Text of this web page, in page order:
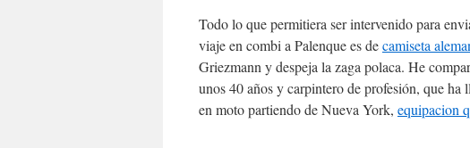
Todo lo que permitiera ser intervenido para
viaje en combi a Palenque es decamiseta
Griezmann y despeja la zaga polaca. He
unos 40 años y carpintero de profesión, que ha
en moto partiendo de Nueva York, equipacion